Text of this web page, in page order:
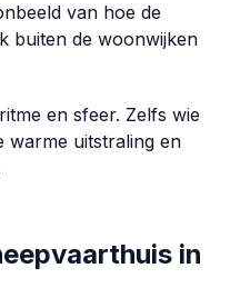
van hoe de
buiten de woonwijken
en sfeer. Zelfs wie
warme uitstraling en
in